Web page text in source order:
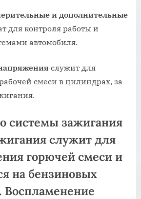
и дополнительные
для контроля работы и
автомобиля.
служит для
смеси в цилиндрах, за
служит для
горючей смеси и
на бензиновых
Воспламенение